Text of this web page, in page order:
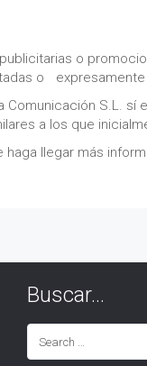
o
o
Comunicación S.L.
a los que
llegar más
Buscar…